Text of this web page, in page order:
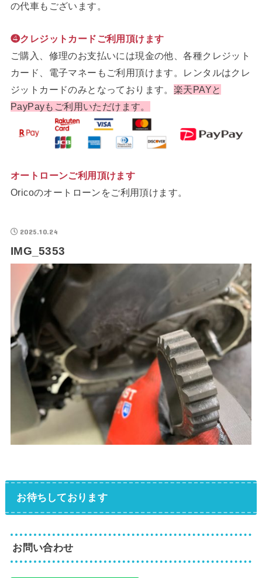
の代車もございます。
❹クレジットカードご利用頂けます
ご購入、修理のお支払いには現金の他、各種クレジット
カード、電子マネーもご利用頂けます。レンタルはクレ
ジットカードのみとなっております。 楽天PAYと
PayPayもご利用いただけます。
オートローンご利用頂けます
Oricoのオートローンをご利用頂けます。
2025.10.24
IMG_5353
お待ちしております
お問い合わせ